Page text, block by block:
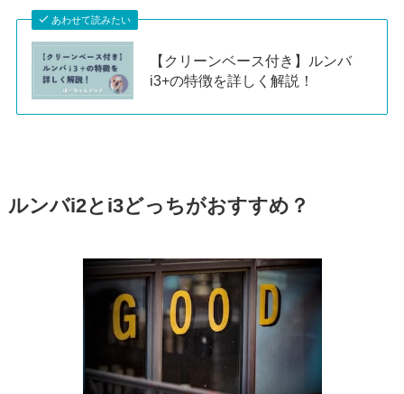
あわせて読みたい
【クリーンベース付き】ルンバ
i3+の特徴を詳しく解説！
ルンバi2とi3どっちがおすすめ？